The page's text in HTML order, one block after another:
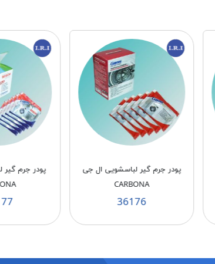
پودر جرم گیر لباسشویی ال جی
CARBONA
36176
پودر جرم